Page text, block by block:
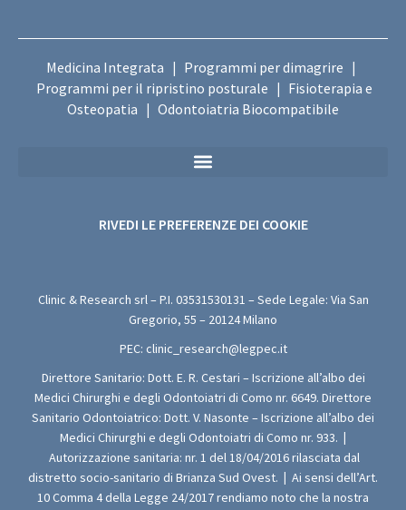
Medicina Integrata | Programmi per dimagrire |
Programmi per il ripristino posturale | Fisioterapia e
Osteopatia | Odontoiatria Biocompatibile
RIVEDI LE PREFERENZE DEI COOKIE
Clinic & Research srl – P.I. 03531530131 – Sede Legale: Via San
Gregorio, 55 – 20124 Milano
PEC: clinic_research@legpec.it
Direttore Sanitario: Dott. E. R. Cestari – Iscrizione all’albo dei
Medici Chirurghi e degli Odontoiatri di Como nr. 6649. Direttore
Sanitario Odontoiatrico: Dott. V. Nasonte – Iscrizione all’albo dei
Medici Chirurghi e degli Odontoiatri di Como nr. 933. |
Autorizzazione sanitaria: nr. 1 del 18/04/2016 rilasciata dal
distretto socio-sanitario di Brianza Sud Ovest. | Ai sensi dell’Art.
10 Comma 4 della Legge 24/2017 rendiamo noto che la nostra